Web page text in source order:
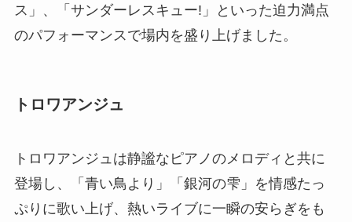
ス」、「サンダーレスキュー!」といった迫力満点
のパフォーマンスで場内を盛り上げました。
トロワアンジュ
トロワアンジュは静謐なピアノのメロディと共に
登場し、「青い鳥より」「銀河の雫」を情感たっ
ぷりに歌い上げ、熱いライブに一瞬の安らぎをも